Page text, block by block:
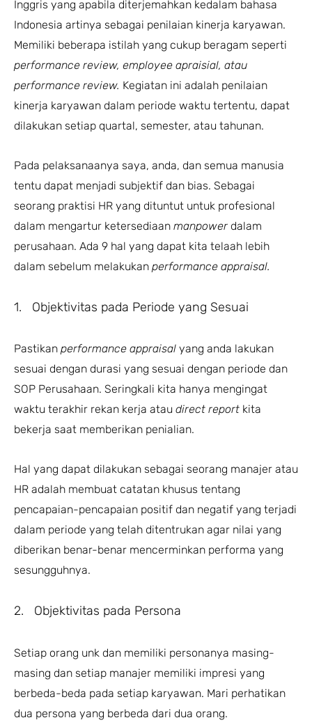
Inggris yang apabila diterjemahkan kedalam bahasa
Indonesia artinya sebagai penilaian kinerja karyawan.
Memiliki beberapa istilah yang cukup beragam seperti
performance review, employee apraisial, atau
performance review. Kegiatan ini adalah penilaian
kinerja karyawan dalam periode waktu tertentu, dapat
dilakukan setiap quartal, semester, atau tahunan.
Pada pelaksanaanya saya, anda, dan semua manusia
tentu dapat menjadi subjektif dan bias. Sebagai
seorang praktisi HR yang dituntut untuk profesional
dalam mengartur ketersediaan manpower dalam
perusahaan. Ada 9 hal yang dapat kita telaah lebih
dalam sebelum melakukan performance appraisal.
1. Objektivitas pada Periode yang Sesuai
Pastikan performance appraisal yang anda lakukan
sesuai dengan durasi yang sesuai dengan periode dan
SOP Perusahaan. Seringkali kita hanya mengingat
waktu terakhir rekan kerja atau direct report kita
bekerja saat memberikan penialian.
Hal yang dapat dilakukan sebagai seorang manajer atau
HR adalah membuat catatan khusus tentang
pencapaian-pencapaian positif dan negatif yang terjadi
dalam periode yang telah ditentrukan agar nilai yang
diberikan benar-benar mencerminkan performa yang
sesungguhnya.
2. Objektivitas pada Persona
Setiap orang unk dan memiliki personanya masing-
masing dan setiap manajer memiliki impresi yang
berbeda-beda pada setiap karyawan. Mari perhatikan
dua persona yang berbeda dari dua orang.